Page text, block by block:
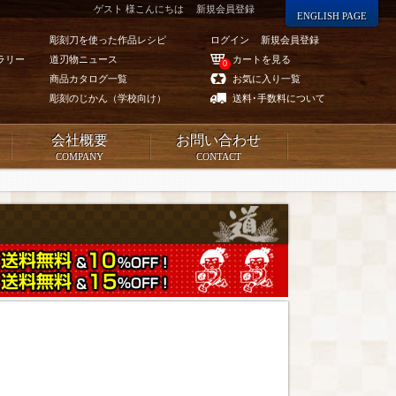
リー
彫刻刀を使った作品レシピ
道刃物ニュース
商品カタログ一覧
彫刻のじかん（学校向け）
ログイン 新規会員登録
0
カートを見る
お気に入り一覧
送料･手数料について
ゲスト 様こんにちは 新規会員登録
ENGLISH PAGE
会社概要
COMPANY
お問い合わせ
CONTACT